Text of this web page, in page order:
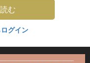
む
グイン